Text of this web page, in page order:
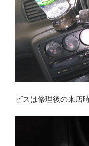
ビスは修理後の来店